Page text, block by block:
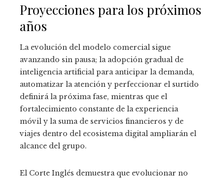
Proyecciones para los próximos
años
La evolución del modelo comercial sigue
avanzando sin pausa; la adopción gradual de
inteligencia artificial para anticipar la demanda,
automatizar la atención y perfeccionar el surtido
definirá la próxima fase, mientras que el
fortalecimiento constante de la experiencia
móvil y la suma de servicios financieros y de
viajes dentro del ecosistema digital ampliarán el
alcance del grupo.
El Corte Inglés demuestra que evolucionar no